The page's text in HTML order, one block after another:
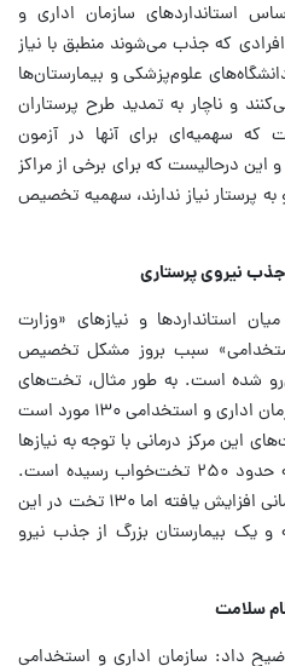
استانداردهای سازمان اداری و
که جذب می‌شوند منطبق با نیاز
علوم‌پزشکی و بیمارستان‌ها
و ناچار به تمدید طرح پرستاران
سهمیه‌ای برای آنها در آزمون
درحالیست که برای برخی از مراکز
پرستار نیاز ندارند، سهمیه تخصیص
جذب نیروی پرستاری
استانداردها و نیازهای «وزارت
سبب بروز مشکل تخصیص
شده است. به طور مثال، تخت‌های
مصوب یک بیمارستان کشور در سازمان اداری و استخدامی ۱۳۰ مورد است
این مرکز درمانی با توجه به نیازها
و شرایط منطقه افزایش یافته و به حدود ۲۵۰ تخت‌خواب رسیده است.
اگرچه تعداد تخت‌های این مرکز درمانی افزایش یافته اما ۱۳۰ تخت در این
و یک بیمارستان بزرگ از جذب نیرو
سلامت
داد: سازمان اداری و استخدامی